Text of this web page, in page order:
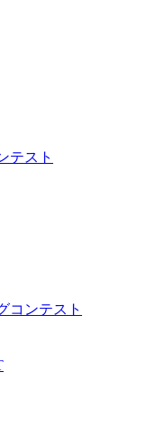
テスト
コンテスト